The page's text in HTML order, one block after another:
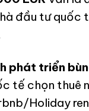
đầu tư quốc
phát triển
tế chọn thuê
Holiday